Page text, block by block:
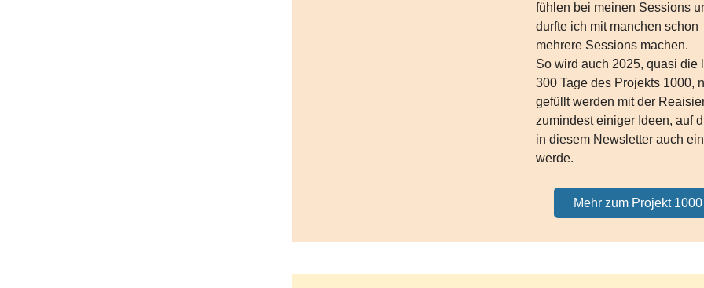
fühlen bei meinen Sessions
durfte ich mit manchen schon
mehrere Sessions machen.
So wird auch 2025, quasi die
300 Tage des Projekts 1000,
gefüllt werden mit der
zumindest einiger Ideen, auf
in diesem Newsletter auch
werde.
Mehr zum Projekt 1000